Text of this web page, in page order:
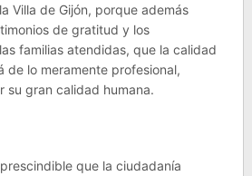
Villa de Gijón, porque además
de gratitud y los
familias atendidas, que la calidad
de lo meramente profesional,
su gran calidad humana.
que la ciudadanía